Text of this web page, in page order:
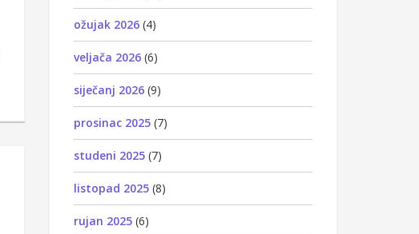
ožujak 2026 (4)
veljača 2026 (6)
siječanj 2026 (9)
prosinac 2025 (7)
studeni 2025 (7)
listopad 2025 (8)
rujan 2025 (6)